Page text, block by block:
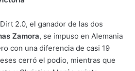
2.0, el ganador de las dos
Zamora, se impuso en Alemania
con una diferencia de casi 19
cerró el podio, mientras que